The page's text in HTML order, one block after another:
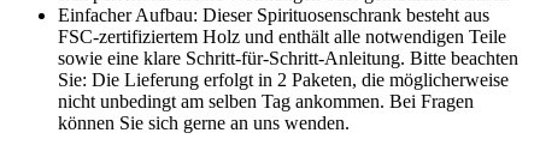
Einfacher Aufbau: Dieser Spirituosenschrank besteht aus
FSC-zertifiziertem Holz und enthält alle notwendigen Teile
sowie eine klare Schritt-für-Schritt-Anleitung. Bitte beachten
Sie: Die Lieferung erfolgt in 2 Paketen, die möglicherweise
nicht unbedingt am selben Tag ankommen. Bei Fragen
können Sie sich gerne an uns wenden.